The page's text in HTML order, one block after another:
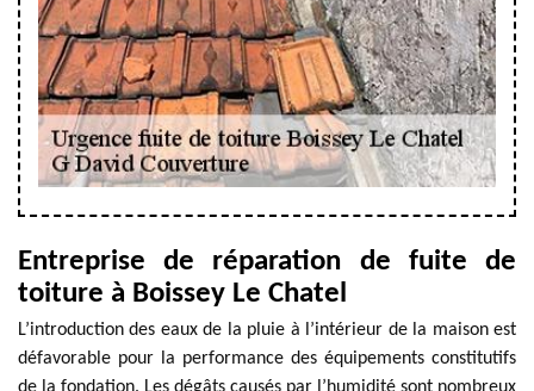
Entreprise de réparation de fuite de
toiture à Boissey Le Chatel
L’introduction des eaux de la pluie à l’intérieur de la maison est
défavorable pour la performance des équipements constitutifs